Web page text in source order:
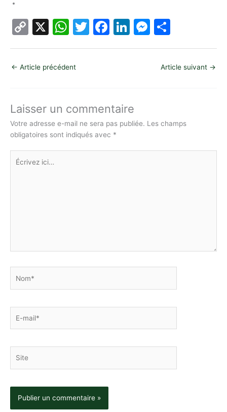
C
o
p
y
n
k
X
W
h
at
s
p
p
T
w
F
a
o
o
k
Li
n
n
M
e
g
ar
ta
g
← Article précédent Article suivant →
Laisser un commentaire
Votre adresse e-mail ne sera pas publiée. Les champs
obligatoires sont indiqués avec *
Écrivez
ici…
mail*